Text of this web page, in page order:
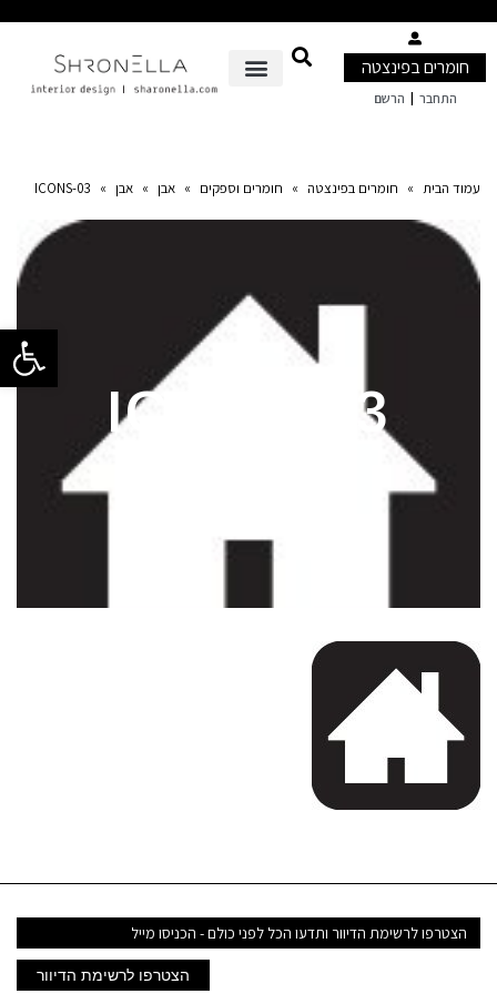
פתח
חומרים בפינצטה
התחבר | הרשם
עמוד הבית » חומרים בפינצטה » חומרים וספקים » אבן » אבן »
ICONS-03
ICONS-03
דואר
אלקטרוני
הצטרפו לרשימת הדיוור